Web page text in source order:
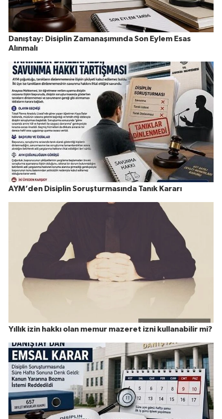
Danıştay: Disiplin Zamanaşımında Son Eylem Esas
Alınmalı
AYM’den Disiplin Soruşturmasında Tanık Kararı
Yıllık izin hakkı olan memur mazeret izni kullanabilir mi?